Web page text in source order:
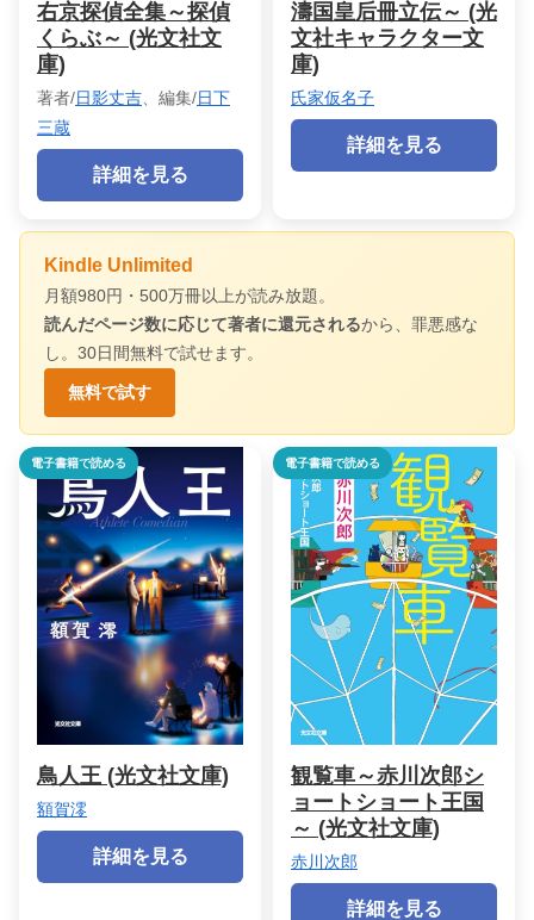
右京探偵全集～探偵
くらぶ～ (光文社文
庫)
著者/日影丈吉 、編集/日下
三蔵
詳細を見る
濤国皇后冊立伝～ (光
文社キャラクター文
庫)
氏家仮名子
詳細を見る
Kindle Unlimited
月額980円・500万冊以上が読み放題。
読んだページ数に応じて著者に還元されるから、罪悪感な
し。30日間無料で試せます。
無料で試す
電子書籍で読める
鳥人王 (光文社文庫)
額賀澪
詳細を見る
電子書籍で読める
観覧車～赤川次郎シ
ョートショート王国
～ (光文社文庫)
赤川次郎
詳細を見る